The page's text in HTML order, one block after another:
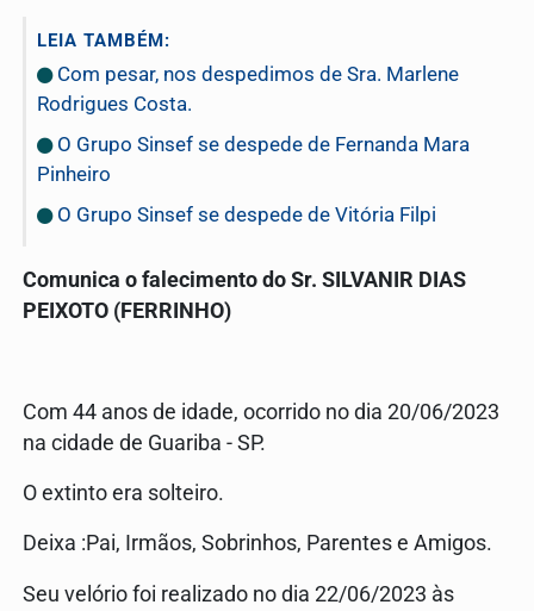
LEIA TAMBÉM:
Com pesar, nos despedimos de Sra. Marlene
Rodrigues Costa.
O Grupo Sinsef se despede de Fernanda Mara
Pinheiro
O Grupo Sinsef se despede de Vitória Filpi
Comunica o falecimento do Sr. SILVANIR DIAS
PEIXOTO (FERRINHO)
Com 44 anos de idade, ocorrido no dia 20/06/2023
na cidade de Guariba - SP.
O extinto era solteiro.
Deixa :Pai, Irmãos, Sobrinhos, Parentes e Amigos.
Seu velório foi realizado no dia 22/06/2023 às